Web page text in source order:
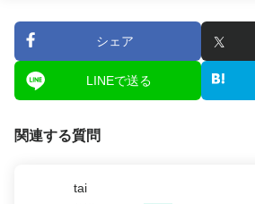
シェア
LINEで送る
関連する質問
tai